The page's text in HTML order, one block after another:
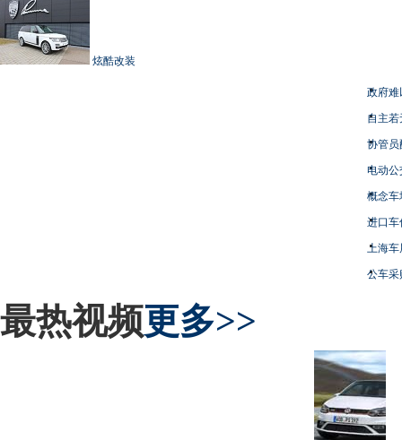
炫酷改装
政府难
自主
协管员
电动
概念车
进口车
上海
公车采
最热视频更多>>